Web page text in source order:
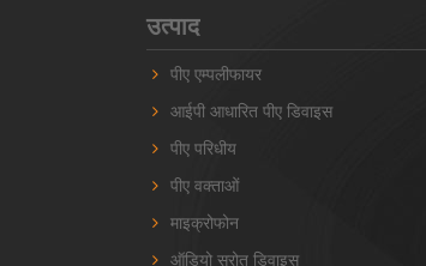
उत्पाद
पीए एम्पलीफायर
आईपी ​​आधारित पीए डिवाइस
पीए परिधीय
पीए वक्ताओं
माइक्रोफोन
ऑडियो स्रोत डिवाइस